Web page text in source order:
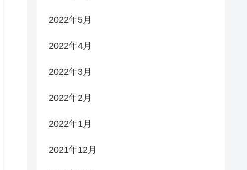
2022年5月
2022年4月
2022年3月
2022年2月
2022年1月
2021年12月